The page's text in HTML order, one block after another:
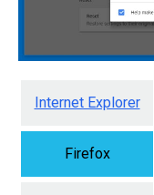
Internet Explorer
Firefox